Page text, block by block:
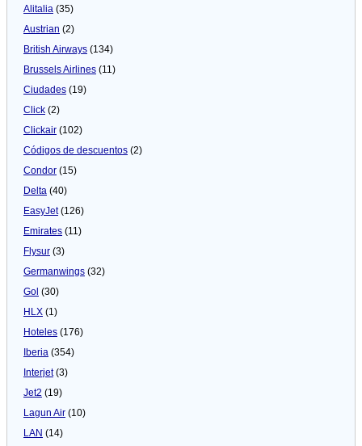
Alitalia (35)
Austrian (2)
British Airways (134)
Brussels Airlines (11)
Ciudades (19)
Click (2)
Clickair (102)
Códigos de descuentos (2)
Condor (15)
Delta (40)
EasyJet(126)
Emirates (11)
Flysur (3)
Germanwings (32)
Gol (30)
HLX (1)
Hoteles (176)
Iberia (354)
Interjet(3)
Jet2 (19)
Lagun Air (10)
LAN (14)